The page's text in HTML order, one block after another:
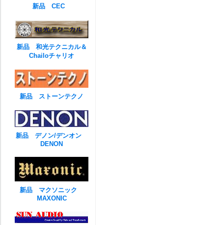
新品 CEC
新品 和光テクニカル＆
Chailoチャリオ
新品 ストーンテクノ
新品 デノン/デンオン
DENON
新品 マクソニック
MAXONIC